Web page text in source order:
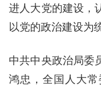
进人大党的建设，
以党的政治建设为
中共中央政治局委
鸿忠，全国人大